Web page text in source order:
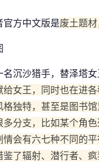
官方中文版是废土题
沉沙猎手，替泽塔
女王，同时也在进
独特，甚至是图书
分支，比如某个角
情会有六七种不同的
了辐射、潜行者、疯